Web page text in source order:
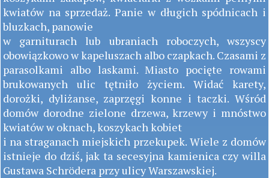
kwiatów na sprzedaż. Panie w długich spódnicach i
bluzkach, panowie
w garniturach lub ubraniach roboczych, wszyscy
obowiązkowo w kapeluszach albo czapkach. Czasami z
parasolkami albo laskami. Miasto pocięte rowami
brukowanych ulic tętniło życiem. Widać karety,
dorożki, dyliżanse, zaprzęgi konne i taczki. Wśród
domów dorodne zielone drzewa, krzewy i mnóstwo
kwiatów w oknach, koszykach kobiet
i na straganach miejskich przekupek. Wiele z domów
istnieje do dziś, jak ta secesyjna kamienica czy willa
Gustawa Schrödera przy ulicy Warszawskiej.